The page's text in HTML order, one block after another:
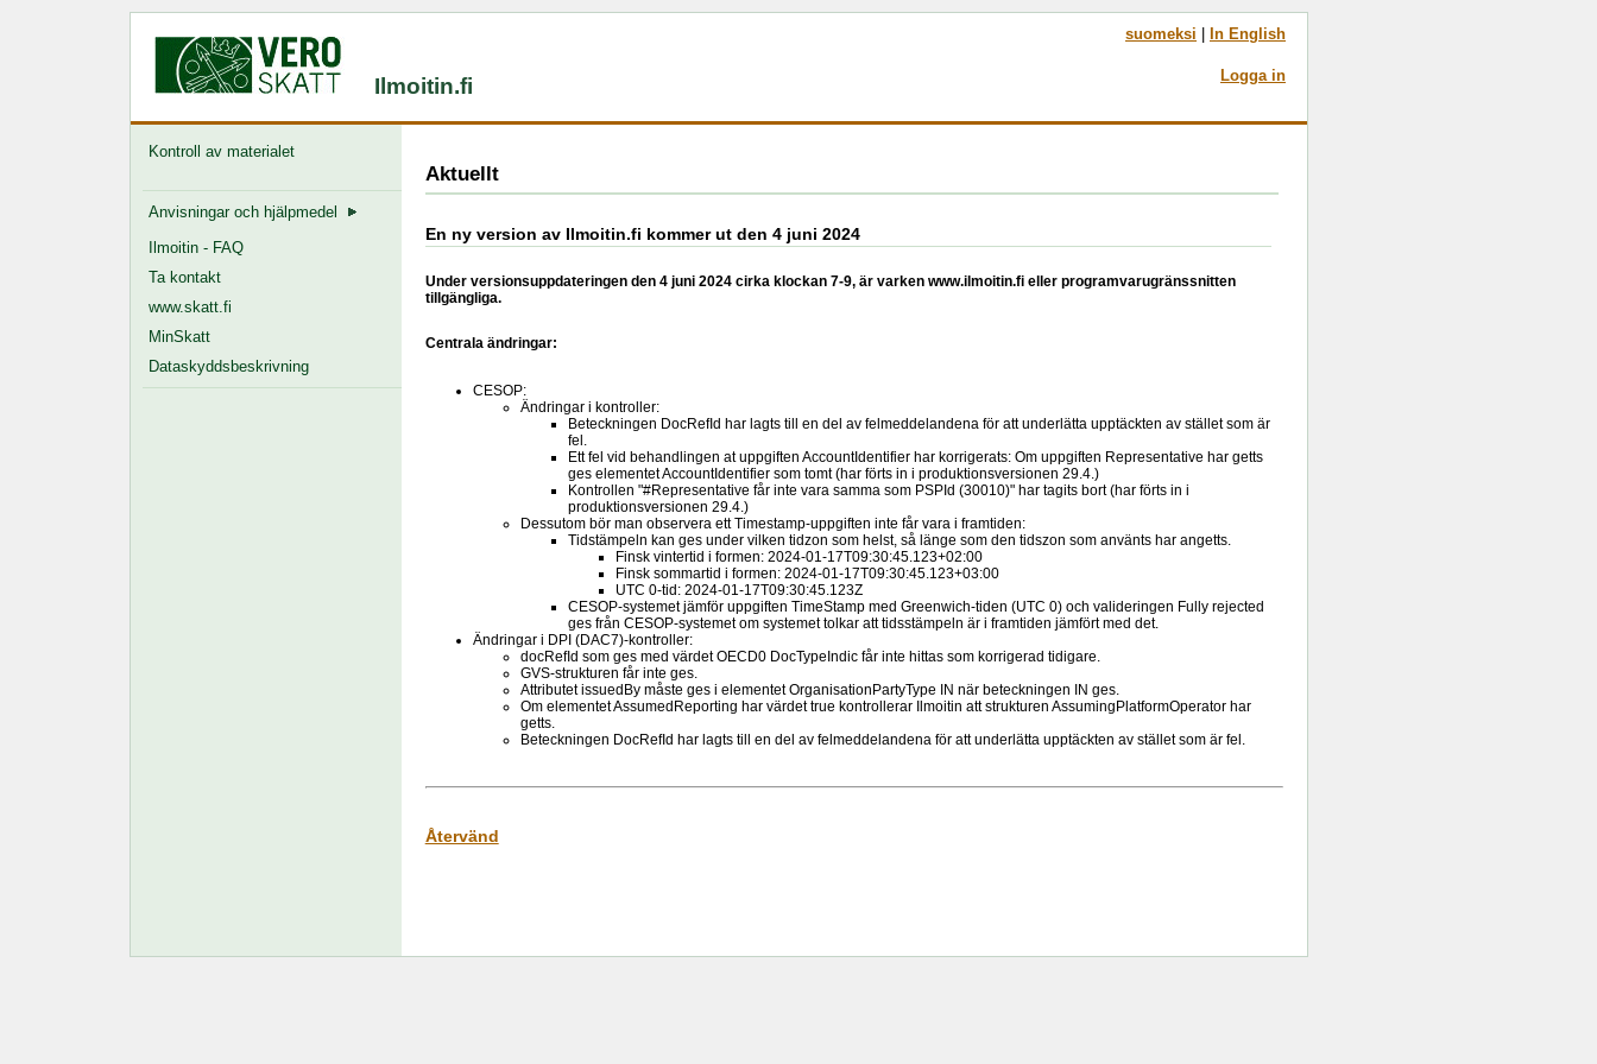
Ilmoitin.fi
suomeksi In English
Logga in
Kontroll av materialet
Anvisningar och hjälpmedel
Ilmoitin - FAQ
Ta kontakt
www.skatt.fi
MinSkatt
Dataskyddsbeskrivning
Aktuellt
En ny version av Ilmoitin.fi kommer ut den 4 juni 2024
Under versionsuppdateringen den 4 juni 2024 cirka klockan 7-9, är varken www.ilmoitin.fi eller programvarugränssnitten
tillgängliga.
Centrala ändringar:
CESOP:
Ändringar i kontroller:
Beteckningen DocRefId har lagts till en del av felmeddelandena för att underlätta upptäckten av stället som är
fel.
Ett fel vid behandlingen at uppgiften AccountIdentifier har korrigerats: Om uppgiften Representative har getts
ges elementet AccountIdentifier som tomt (har förts in i produktionsversionen 29.4.)
Kontrollen "#Representative får inte vara samma som PSPId (30010)" har tagits bort (har förts in i
produktionsversionen 29.4.)
Dessutom bör man observera ett Timestamp-uppgiften inte får vara i framtiden:
Tidstämpeln kan ges under vilken tidzon som helst, så länge som den tidszon som använts har angetts.
Finsk vintertid i formen: 2024-01-17T09:30:45.123+02:00
Finsk sommartid i formen: 2024-01-17T09:30:45.123+03:00
UTC 0-tid: 2024-01-17T09:30:45.123Z
CESOP-systemet jämför uppgiften TimeStamp med Greenwich-tiden (UTC 0) och valideringen Fully rejected
ges från CESOP-systemet om systemet tolkar att tidsstämpeln är i framtiden jämfört med det.
Ändringar i DPI (DAC7)-kontroller:
docRefId som ges med värdet OECD0 DocTypeIndic får inte hittas som korrigerad tidigare.
GVS-strukturen får inte ges.
Attributet issuedBy måste ges i elementet OrganisationPartyType IN när beteckningen IN ges.
Om elementet AssumedReporting har värdet true kontrollerar Ilmoitin att strukturen AssumingPlatformOperator har
getts.
Beteckningen DocRefId har lagts till en del av felmeddelandena för att underlätta upptäckten av stället som är fel.
Återvänd